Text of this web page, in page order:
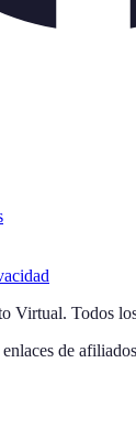
Virtual. Todos
de